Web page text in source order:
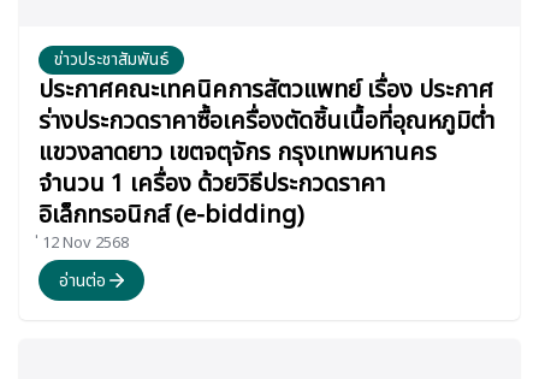
ข่าวประชาสัมพันธ์
ประกาศคณะเทคนิคการสัตวแพทย์ เรื่อง ประกาศ
ร่างประกวดราคาซื้อเครื่องตัดชิ้นเนื้อที่อุณหภูมิต่ำ
แขวงลาดยาว เขตจตุจักร กรุงเทพมหานคร
จำนวน 1 เครื่อง ด้วยวิธีประกวดราคา
อิเล็กทรอนิกส์ (e-bidding)
่ 12 Nov 2568
อ่านต่อ